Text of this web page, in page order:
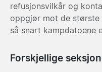
refusjonsvilkår og
oppgjør mot de
så snart kampdatoene
Forskjellige